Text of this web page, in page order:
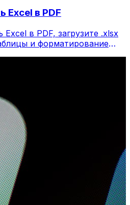
Excel в PDF
в PDF, загрузите .xlsx
и форматирование